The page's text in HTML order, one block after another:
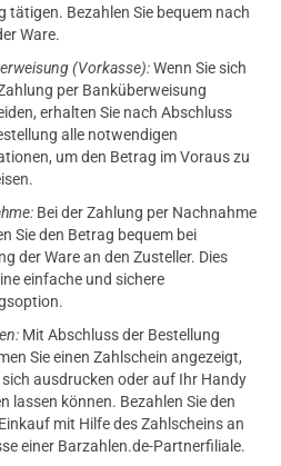
tätigen. Bezahlen Sie bequem nach
Ware.
(Vorkasse):Wenn Sie sich
per Banküberweisung
erhalten Sie nach Abschluss
alle notwendigen
um den Betrag im Voraus zu
Bei der Zahlung per Nachnahme
Sie den Betrag bequem bei
der Ware an den Zusteller. Dies
einfache und sichere
Mit Abschluss der Bestellung
Sie einen Zahlschein angezeigt,
sich ausdrucken oder auf Ihr Handy
lassen können. Bezahlen Sie den
mit Hilfe des Zahlscheins an
einer Barzahlen.de-Partnerfiliale.